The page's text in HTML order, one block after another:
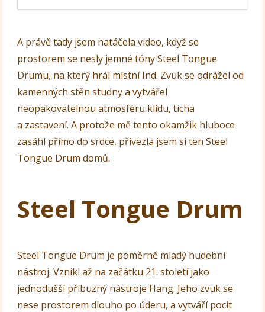
A právě tady jsem natáčela video, když se
prostorem se nesly jemné tóny Steel Tongue
Drumu, na který hrál místní Ind. Zvuk se odrážel od
kamenných stěn studny a vytvářel
neopakovatelnou atmosféru klidu, ticha
a zastavení. A protože mě tento okamžik hluboce
zasáhl přímo do srdce, přivezla jsem si ten Steel
Tongue Drum domů.
Steel Tongue Drum
Steel Tongue Drum je poměrně mladý hudební
nástroj. Vznikl až na začátku 21. století jako
jednodušší příbuzný nástroje Hang. Jeho zvuk se
nese prostorem dlouho po úderu, a vytváří pocit